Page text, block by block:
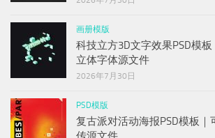
画册模版
科技立方3D文字效果PSD模
立体字体源文件
2026年7月30日
PSD模版
复古派对活动海报PSD模板｜